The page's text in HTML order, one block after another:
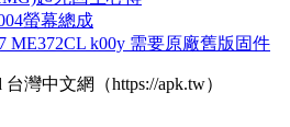
螢幕總成
ME372CL k00y 需要原廠舊版固件
灣中文網（https://apk.tw）